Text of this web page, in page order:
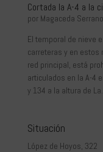
Cortada la A-4 a la
por Magaceda Serrano
El temporal de nieve
carreteras y en estos
red principal, está
articulados en la A-4
y 134 a la altura de
Situación
López de Hoyos, 322